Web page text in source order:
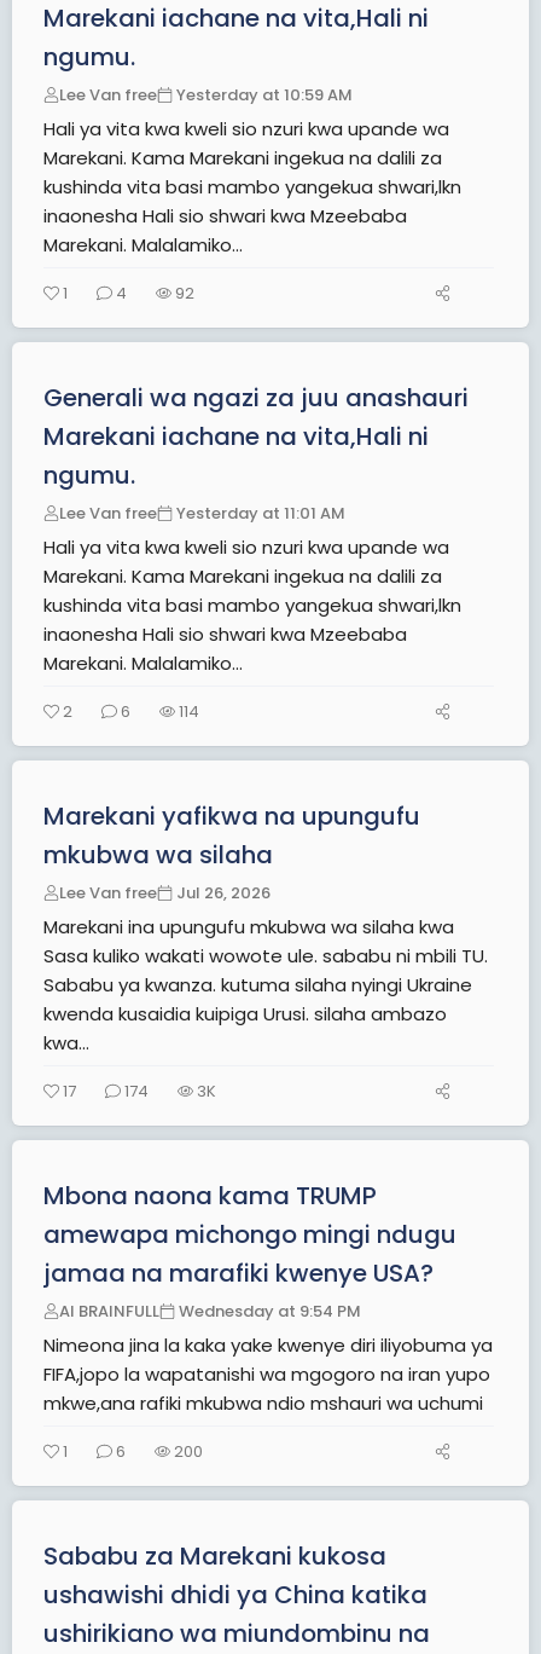
Marekani iachane na vita,Hali ni
ngumu.
Lee Van free Yesterday at 10:59 AM
Hali ya vita kwa kweli sio nzuri kwa upande wa
Marekani. Kama Marekani ingekua na dalili za
kushinda vita basi mambo yangekua shwari,lkn
inaonesha Hali sio shwari kwa Mzeebaba
Marekani. Malalamiko...
1 4 92
Generali wa ngazi za juu anashauri
Marekani iachane na vita,Hali ni
ngumu.
Lee Van free Yesterday at 11:01 AM
Hali ya vita kwa kweli sio nzuri kwa upande wa
Marekani. Kama Marekani ingekua na dalili za
kushinda vita basi mambo yangekua shwari,lkn
inaonesha Hali sio shwari kwa Mzeebaba
Marekani. Malalamiko...
2 6 114
Marekani yafikwa na upungufu
mkubwa wa silaha
Lee Van free Jul 26, 2026
Marekani ina upungufu mkubwa wa silaha kwa
Sasa kuliko wakati wowote ule. sababu ni mbili TU.
Sababu ya kwanza. kutuma silaha nyingi Ukraine
kwenda kusaidia kuipiga Urusi. silaha ambazo
kwa...
17 174 3K
Mbona naona kama TRUMP
amewapa michongo mingi ndugu
jamaa na marafiki kwenye USA?
AI BRAINFULL Wednesday at 9:54 PM
Nimeona jina la kaka yake kwenye diri iliyobuma ya
FIFA,jopo la wapatanishi wa mgogoro na iran yupo
mkwe,ana rafiki mkubwa ndio mshauri wa uchumi
1 6 200
Sababu za Marekani kukosa
ushawishi dhidi ya China katika
ushirikiano wa miundombinu na